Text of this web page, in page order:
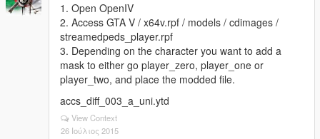
1. Open OpenIV
2. Access GTA V / x64v.rpf / models / cdimages /
streamedpeds_player.rpf
3. Depending on the character you want to add a
mask to either go player_zero, player_one or
player_two, and place the modded file.
accs_diff_003_a_uni.ytd
View Context
26 Ιούλιος 2015